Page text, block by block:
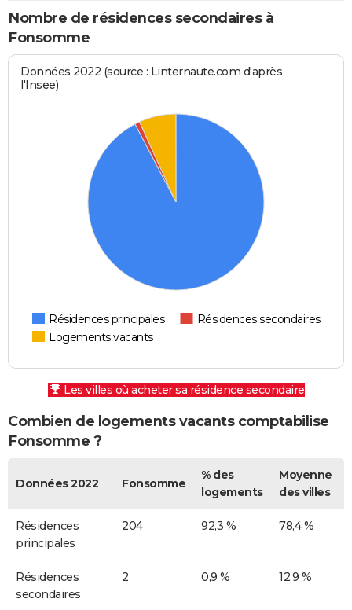
Nombre de résidences secondaires à
Fonsomme
Données 2022 (source : Linternaute.com d'après
l'Insee)
Résidences principales
Résidences secondaires
Logements vacants
Les villes où acheter sa résidence secondaire
Combien de logements vacants comptabilise
Fonsomme ?
Données 2022 Fonsomme
% des
logements
Moyenne
des villes
Résidences
principales
204 92,3 % 78,4 %
Résidences
secondaires
2 0,9 % 12,9 %